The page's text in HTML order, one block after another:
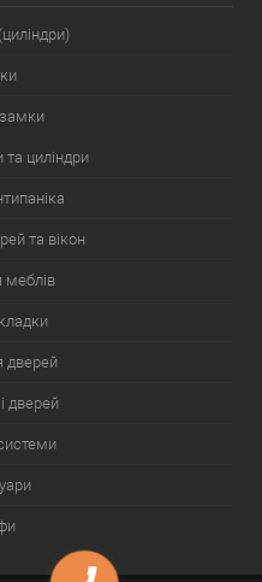
циліндри
та вікон
меблів
дверей
дверей